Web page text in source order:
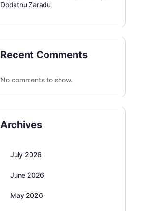
Dodatnu Zaradu
Recent Comments
No comments to show.
Archives
July 2026
June 2026
May 2026